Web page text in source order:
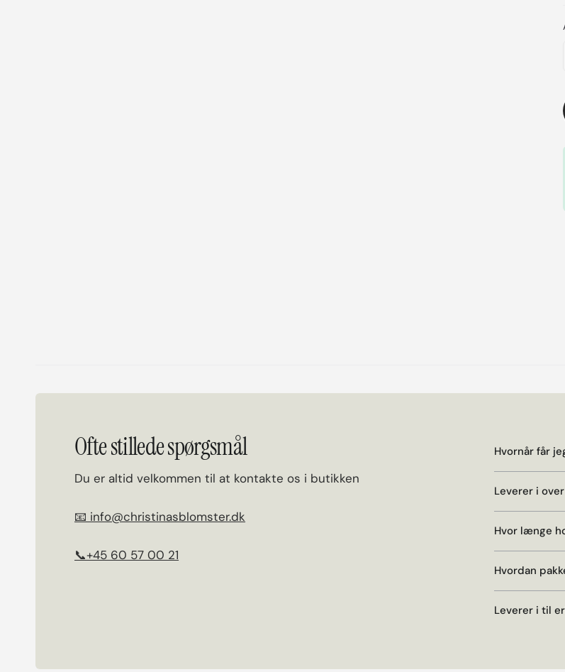
Ofte stillede spørgsmål
Du er altid velkommen til at kontakte os i butikken
📧 info@christinasblomster.dk
📞+45 60 57 00 21
Hvornår får
Leverer i
Hvor længe
Hvordan
Leverer i til